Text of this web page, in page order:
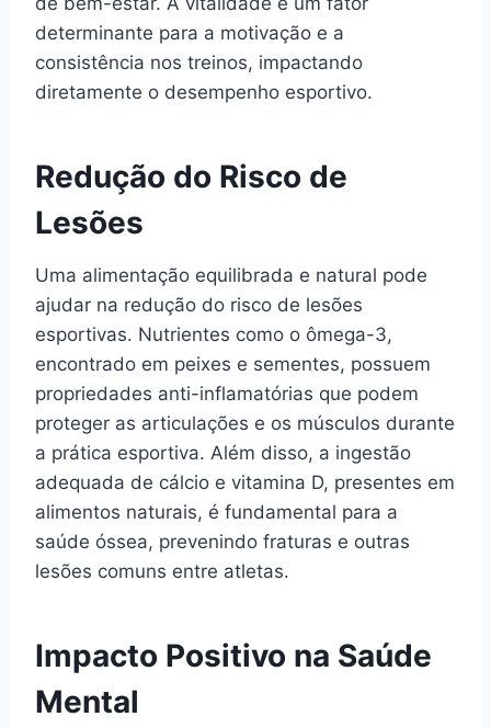
determinante para a motivação e a
consistência nos treinos, impactando
diretamente o desempenho esportivo.
Redução do Risco de
Lesões
Uma alimentação equilibrada e natural pode
ajudar na redução do risco de lesões
esportivas. Nutrientes como o ômega-3,
encontrado em peixes e sementes, possuem
propriedades anti-inflamatórias que podem
proteger as articulações e os músculos durante
a prática esportiva. Além disso, a ingestão
adequada de cálcio e vitamina D, presentes em
alimentos naturais, é fundamental para a
saúde óssea, prevenindo fraturas e outras
lesões comuns entre atletas.
Impacto Positivo na Saúde
Mental